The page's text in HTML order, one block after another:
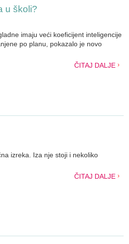
u školi?
imaju veći koeficijent inteligencije
po planu, pokazalo je novo
ČITAJ DALJE
izreka. Iza nje stoji i nekoliko
ČITAJ DALJE